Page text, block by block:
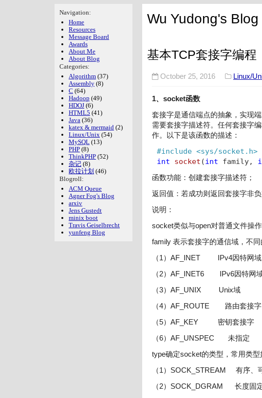
Navigation:
Home
Resources
Message Board
Awards
About Me
About Blog
Categories:
Algorithm (37)
Assembly (8)
C (64)
Hadoop (49)
HDOJ (6)
HTML5 (41)
Java (36)
katex & mermaid (2)
Linux/Unix (54)
MySQL (13)
PHP (8)
ThinkPHP (52)
杂记 (8)
欧拉计划 (46)
Blogroll:
ACM Queue
Agner Fog's Blog
arxiv
Jens Gustedt
minix boot
Travis Geiselbrecht
yunfeng Blog
Wu Yudong's Blog
基本TCP套接字编程
October 25, 2016 Linux/
1、socket函数
套接字是通信端点的抽象，实现
需要套接字描述符。任何套接字
作。以下是该函数的描述：
#include <sys/socket.h>
int
socket (int family,
函数功能：创建套接字描述符；
返回值：若成功则返回套接字非
说明：
socket类似与open对普通文件操
family 表示套接字的通信域，不
（1）AF_INET IPv4因特网域
（2）AF_INET6 IPv6因特网
（3）AF_UNIX Unix域
（4）AF_ROUTE 路由套接字
（5）AF_KEY 密钥套接字
（6）AF_UNSPEC 未指定
type确定socket的类型，常用类型
（1）SOCK_STREAM 有序、
（2）SOCK_DGRAM 长度固